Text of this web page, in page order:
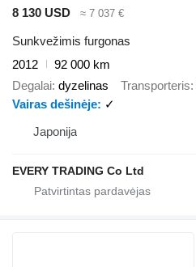
8 130 USD
≈ 7 037 €
Sunkvežimis furgonas
2012
92 000 km
Degalai dyzelinas Transporteris
Vairas dešinėje
✓
Japonija
EVERY TRADING Co Ltd